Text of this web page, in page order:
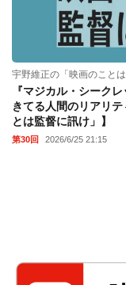
宇野維正の「映画のことは
『マジカル・シーク
きてる人間のリアリ
とは監督に訊け」】
第30回 2026/6/25 21:15